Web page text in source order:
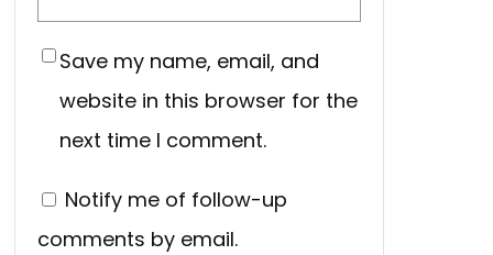
Save my name, email, and
website in this browser for the
next time I comment.
Notify me of follow-up
comments by email.